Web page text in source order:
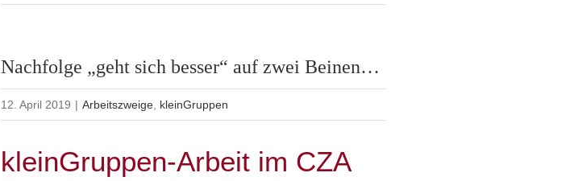
Nachfolge „geht sich besser“ auf zwei Beinen…
12. April 2019 | Arbeitszweige kleinGruppen
kleinGruppen-Arbeit im CZA